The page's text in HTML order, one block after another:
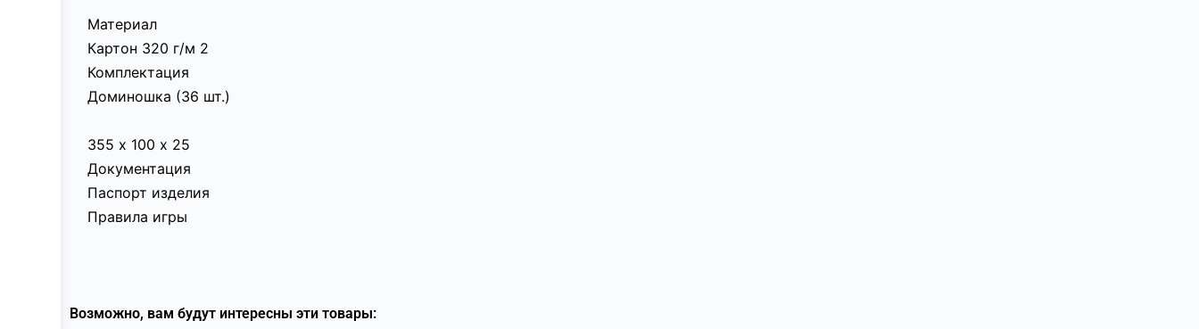
Материал
Картон 320 г/м 2
Комплектация
Доминошка (36 шт.)
355 х 100 х 25
Документация
Паспорт изделия
Правила игры
Возможно, вам будут интересны эти товары: